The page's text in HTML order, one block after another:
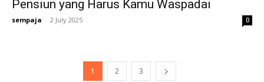
Pensiun yang Harus Kamu Waspadai
sempaja - 2 July 2025 0
1 2 3